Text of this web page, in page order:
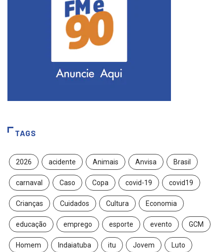
TAGS
2026 acidente Animais Anvisa Brasil
carnaval Caso Copa covid-19 covid19
Crianças Cuidados Cultura Economia
educação emprego esporte evento GCM
Homem Indaiatuba itu Jovem Luto